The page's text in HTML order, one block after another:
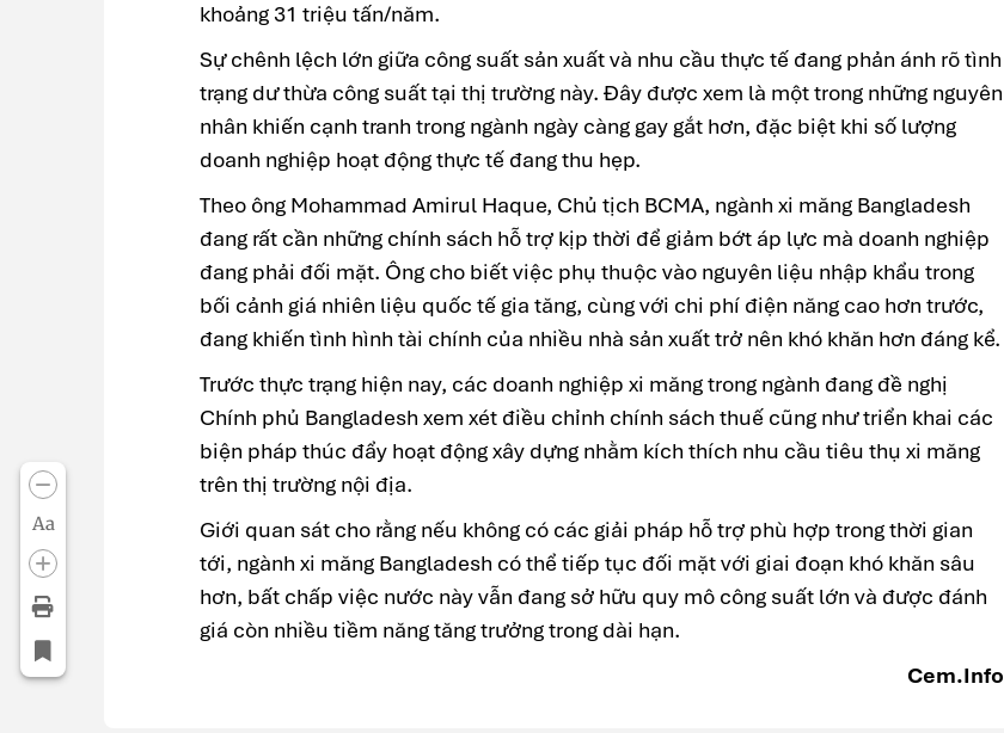
Aa
khoảng 31 triệu tấn/năm.
Sự chênh lệch lớn giữa công suất sản xuất và nhu cầu thực tế đang phản ánh rõ tình
trạng dư thừa công suất tại thị trường này. Đây được xem là một trong những nguyên
nhân khiến cạnh tranh trong ngành ngày càng gay gắt hơn, đặc biệt khi số lượng
doanh nghiệp hoạt động thực tế đang thu hẹp.
Theo ông Mohammad Amirul Haque, Chủ tịch BCMA, ngành xi măng Bangladesh
đang rất cần những chính sách hỗ trợ kịp thời để giảm bớt áp lực mà doanh nghiệp
đang phải đối mặt. Ông cho biết việc phụ thuộc vào nguyên liệu nhập khẩu trong
bối cảnh giá nhiên liệu quốc tế gia tăng, cùng với chi phí điện năng cao hơn trước,
đang khiến tình hình tài chính của nhiều nhà sản xuất trở nên khó khăn hơn đáng kể.
Trước thực trạng hiện nay, các doanh nghiệp xi măng trong ngành đang đề nghị
Chính phủ Bangladesh xem xét điều chỉnh chính sách thuế cũng như triển khai các
biện pháp thúc đẩy hoạt động xây dựng nhằm kích thích nhu cầu tiêu thụ xi măng
trên thị trường nội địa.
Giới quan sát cho rằng nếu không có các giải pháp hỗ trợ phù hợp trong thời gian
tới, ngành xi măng Bangladesh có thể tiếp tục đối mặt với giai đoạn khó khăn sâu
hơn, bất chấp việc nước này vẫn đang sở hữu quy mô công suất lớn và được đánh
giá còn nhiều tiềm năng tăng trưởng trong dài hạn.
Cem.Info